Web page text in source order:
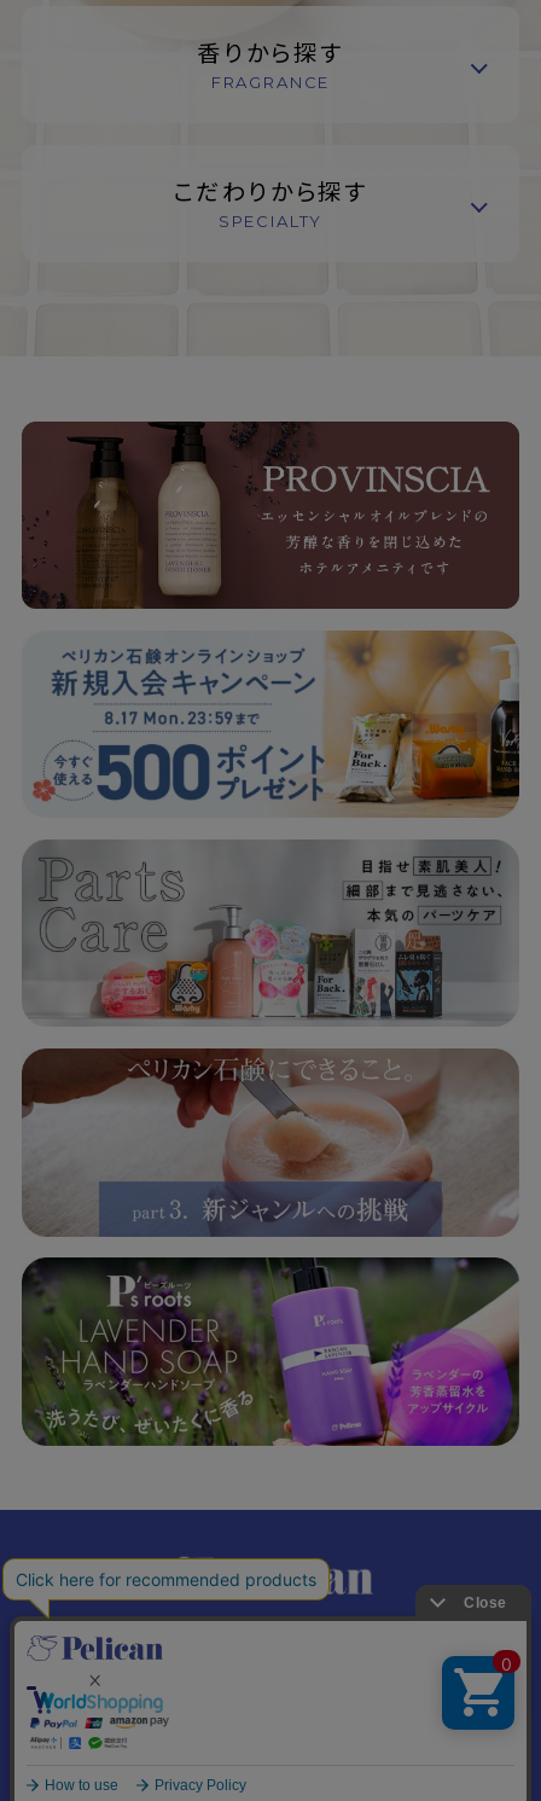
香りから探す
FRAGRANCE
こだわりから探す
SPECIALTY
個人情報の取り扱いについて 特定商取引法に基づく表記
© Pelican Soap Co., Ltd. All Rights Reserved.